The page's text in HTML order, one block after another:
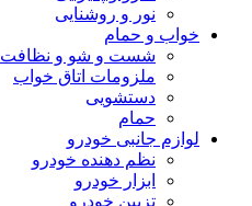
نور و روشنایی
خواب و حمام
شست و شو و نظافت
ملزومات اتاق خواب
دستشویی
حمام
لوازم جانبی خودرو
نظم دهنده خودرو
ابزار خودرو
تزیین خودرو